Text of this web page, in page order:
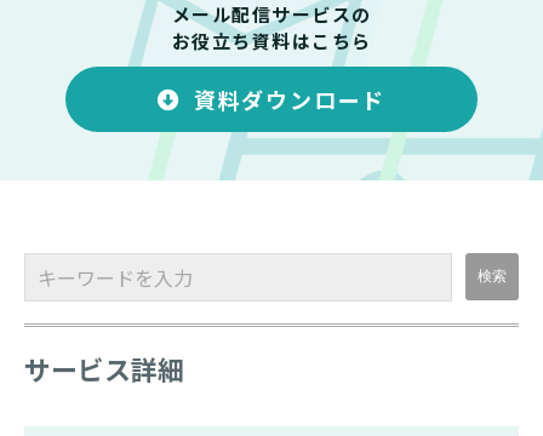
メール配信サービスの
お役立ち資料はこちら
資料ダウンロード
サービス詳細